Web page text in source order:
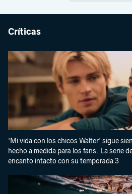
Críticas
'Mi vida con los chicos Walter' sigue
hecho a medida para los fans. La serie
encanto intacto con su temporada 3